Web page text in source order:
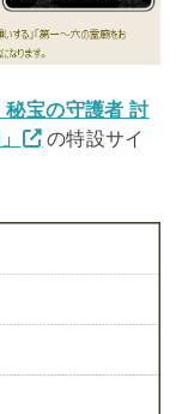
秘宝の守護者 討
の特設サイ